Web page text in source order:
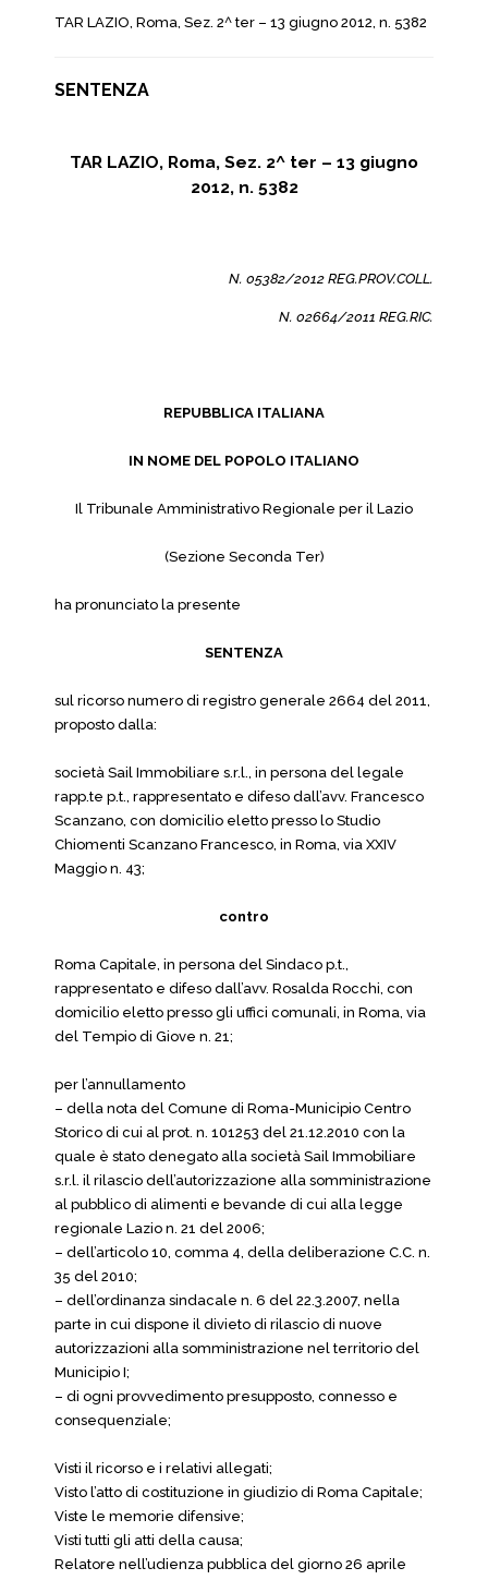
TAR LAZIO, Roma, Sez. 2^ ter – 13 giugno 2012, n. 5382
SENTENZA
TAR LAZIO, Roma, Sez. 2^ ter – 13 giugno
2012, n. 5382
N. 05382/2012 REG.PROV.COLL.
N. 02664/2011 REG.RIC.
REPUBBLICA ITALIANA
IN NOME DEL POPOLO ITALIANO
Il Tribunale Amministrativo Regionale per il Lazio
(Sezione Seconda Ter)
ha pronunciato la presente
SENTENZA
sul ricorso numero di registro generale 2664 del 2011,
proposto dalla:
società Sail Immobiliare s.r.l., in persona del legale
rapp.te p.t., rappresentato e difeso dall’avv. Francesco
Scanzano, con domicilio eletto presso lo Studio
Chiomenti Scanzano Francesco, in Roma, via XXIV
Maggio n. 43;
contro
Roma Capitale, in persona del Sindaco p.t.,
rappresentato e difeso dall’avv. Rosalda Rocchi, con
domicilio eletto presso gli uffici comunali, in Roma, via
del Tempio di Giove n. 21;
per l’annullamento
– della nota del Comune di Roma-Municipio Centro
Storico di cui al prot. n. 101253 del 21.12.2010 con la
quale è stato denegato alla società Sail Immobiliare
s.r.l. il rilascio dell’autorizzazione alla somministrazione
al pubblico di alimenti e bevande di cui alla legge
regionale Lazio n. 21 del 2006;
– dell’articolo 10, comma 4, della deliberazione C.C. n.
35 del 2010;
– dell’ordinanza sindacale n. 6 del 22.3.2007, nella
parte in cui dispone il divieto di rilascio di nuove
autorizzazioni alla somministrazione nel territorio del
Municipio I;
– di ogni provvedimento presupposto, connesso e
consequenziale;
Visti il ricorso e i relativi allegati;
Visto l’atto di costituzione in giudizio di Roma Capitale;
Viste le memorie difensive;
Visti tutti gli atti della causa;
Relatore nell’udienza pubblica del giorno 26 aprile